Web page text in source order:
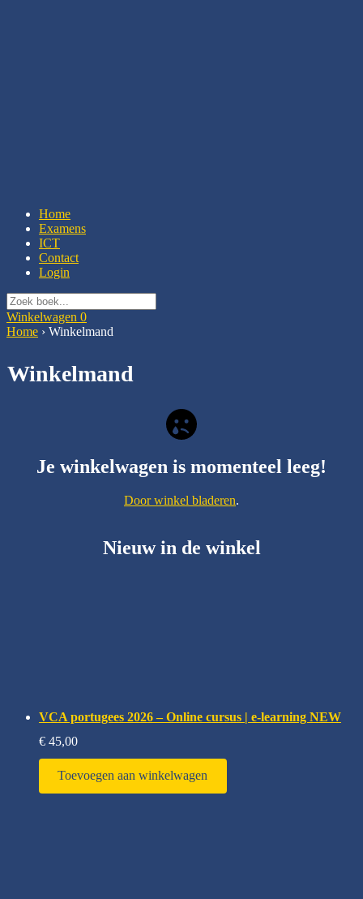
Home
Examens
ICT
Contact
Login
Winkelwagen 0
Home › Winkelmand
Winkelmand
Je winkelwagen is momenteel leeg!
Door winkel bladeren.
Nieuw in de winkel
VCA portugees 2026 – Online cursus | e-learning NEW
€ 45,00
Toevoegen aan winkelwagen